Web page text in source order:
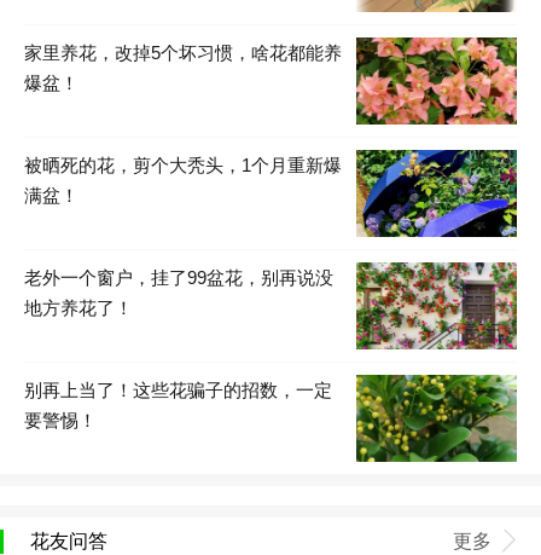
家里养花，改掉5个坏习惯，啥花都能养
爆盆！
被晒死的花，剪个大秃头，1个月重新爆
满盆！
老外一个窗户，挂了99盆花，别再说没
地方养花了！
别再上当了！这些花骗子的招数，一定
要警惕！
花友问答 更多